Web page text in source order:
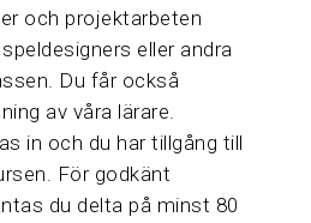
och projektarbeten
eller andra
Du får också
av våra lärare.
in och du har tillgång till
För godkänt
du delta på minst 80